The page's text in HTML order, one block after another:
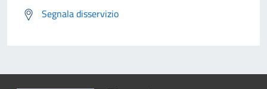
Segnala disservizio